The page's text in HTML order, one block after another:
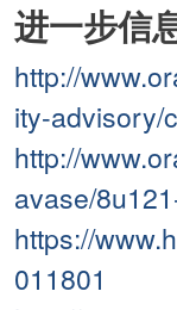
进一步信
http://
ity-advisory/
http://
avase/
https://
011801